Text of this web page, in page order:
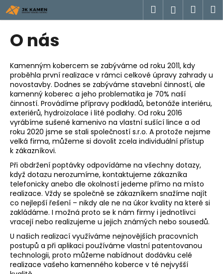
Přejít
na
obsah
Hledat
O nás
Kamenným kobercem se zabýváme od roku 2011, kdy
proběhla první realizace v rámci celkové úpravy zahrady u
novostavby. Dodnes se zabýváme stavební činností, ale
kamenný koberec a jeho problematika je 70% naší
činností. Provádíme přípravy podkladů, betonáže interiéru,
exteriérů, hydroizolace i lité podlahy. Od roku 2016
vyrábíme sušené kamenivo na vlastní sušící lince a od
roku 2020 jsme se stali společností s.r.o. A protože nejsme
velká firma, můžeme si dovolit zcela individuální přístup
k zákazníkovi.
Při obdržení poptávky odpovídáme na všechny dotazy,
když dotazu nerozumíme, kontaktujeme zákazníka
telefonicky anebo dle okolností jedeme přímo na místo
realizace. Vždy se společně se zákazníkem snažíme najít
co nejlepší řešení – nikdy ale ne na úkor kvality na které si
zakládáme. I možná proto se k nám firmy i jednotlivci
vracejí nebo realizujeme u jejich známých nebo sousedů.
U našich realizací využíváme nejnovějších pracovních
postupů a při aplikaci používáme vlastní patentovanou
technologii, proto můžeme nabídnout dodávku celé
realizace vašeho kamenného koberce v té nejvyšší
o
o
p
o
t
ř
e
b
u
j
e
t
e
n
a
j
í